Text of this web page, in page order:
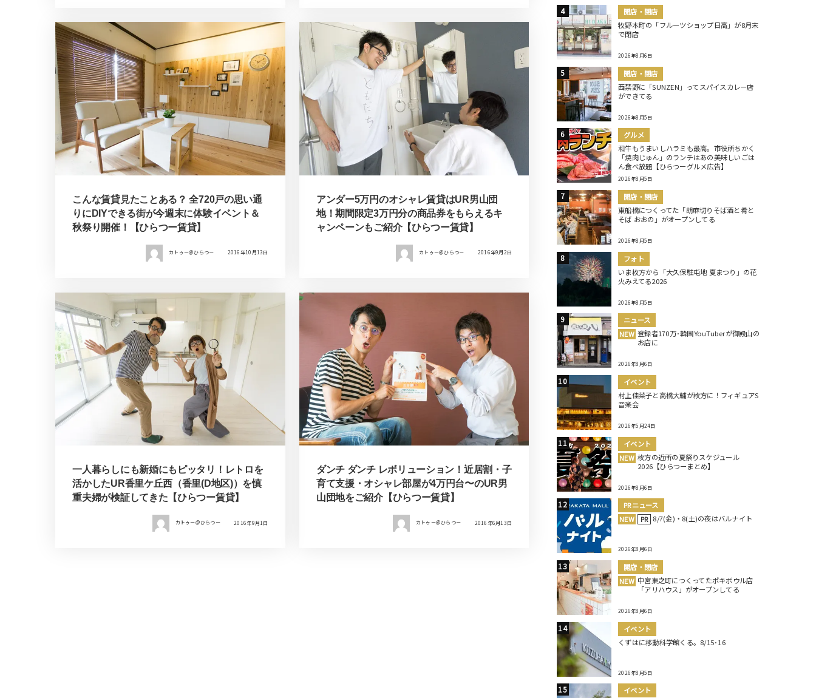
こんな賃貸見たことある？ 全720戸の思い通
りにDIYできる街が今週末に体験イベント＆
秋祭り開催！【ひらつー賃貸】
カトゥー＠ひらつー 2016年10月13日
アンダー5万円のオシャレ賃貸はUR男山団
地！期間限定3万円分の商品券をもらえるキ
ャンペーンもご紹介【ひらつー賃貸】
カトゥー＠ひらつー 2016年9月2日
一人暮らしにも新婚にもピッタリ！レトロを
活かしたUR香里ケ丘西（香里(D地区)）を慎
重夫婦が検証してきた【ひらつー賃貸】
カトゥー＠ひらつー 2016年9月1日
ダンチ ダンチ レボリューション！近居割・子
育て支援・オシャレ部屋が4万円台〜のUR男
山団地をご紹介【ひらつー賃貸】
カトゥー＠ひらつー 2016年6月13日
開店・閉店
牧野本町の「フルーツショップ日高」が8月末
で閉店
2026年8月6日
開店・閉店
西禁野に「SUNZEN」ってスパイスカレー店
ができてる
2026年8月5日
グルメ
和牛もうまいしハラミも最高。市役所ちかく
「焼肉じゅん」のランチはあの美味しいごは
ん食べ放題【ひらつーグルメ広告】
2026年8月5日
開店・閉店
東船橋につくってた「胡麻切りそば酒と肴と
そば おおの」がオープンしてる
2026年8月5日
フォト
いま枚方から「大久保駐屯地 夏まつり」の花
火みえてる2026
2026年8月5日
ニュース
NEW 登録者170万･韓国YouTuberが御殿山の
お店に
2026年8月6日
イベント
村上佳菜子と高橋大輔が枚方に！フィギュアS
音楽会
2026年5月24日
イベント
NEW 枚方の近所の夏祭りスケジュール
2026【ひらつーまとめ】
2026年8月6日
PRニュース
NEW
PR 8/7(金)・8(土)の夜はバルナイト
2026年8月6日
開店・閉店
NEW 中宮東之町につくってたポキボウル店
「アリハウス」がオープンしてる
2026年8月6日
イベント
くずはに移動科学館くる。8/15･16
2026年8月5日
イベント